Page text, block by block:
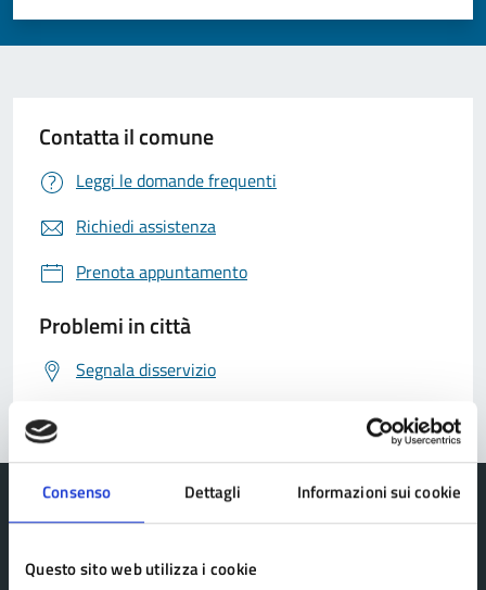
Consenso Dettagli Informazioni sui cookie
Questo sito web utilizza i cookie
Valuta 5 stelle su 5
Valuta 4 stelle su 5
Valuta 3 stelle su 5
Valuta 2 stelle su 5
Valuta 1 stelle su 5
Contatta il comune
Leggi le domande frequenti
Richiedi assistenza
Prenota appuntamento
Problemi in città
Segnala disservizio